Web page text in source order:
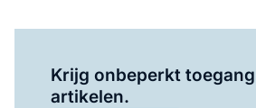
Krijg onbeperkt
artikelen.